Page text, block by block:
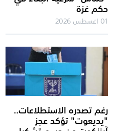
حكم غزة
01 اغسطس 2026
رغم تصدره الاستطلاعات..
"يديعوت" تؤكد عجز